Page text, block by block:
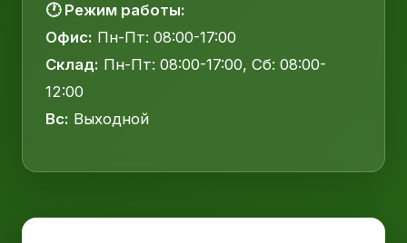
🕐 Режим работы:
Офис: Пн-Пт: 08:00-17:00
Склад: Пн-Пт: 08:00-17:00, Сб: 08:00-
12:00
Вс: Выходной